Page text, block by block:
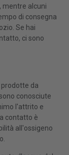
mentre alcuni
di consegna
Se hai
ci sono
prodotte da
conosciute
l'attrito e
contatto è
all'ossigeno